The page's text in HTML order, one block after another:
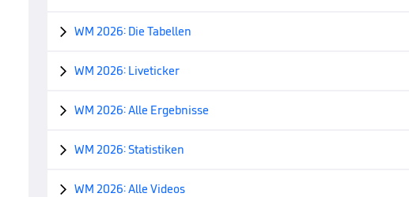
 WM 2026: Die Tabellen
 WM 2026: Liveticker
 WM 2026: Alle Ergebnisse
 WM 2026: Statistiken
 WM 2026: Alle Videos